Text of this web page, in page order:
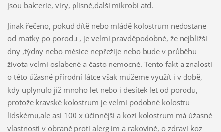
jsou bakterie, viry, plísně,další mikrobi atd.
Jinak řečeno, pokud dítě nebo mládě kolostrum nedostane
od matky po porodu , je velmi pravděpodobné, že nejbližší
dny ,týdny nebo měsíce nepřežije nebo bude v průběhu
života velmi oslabené a často nemocné. Tento fakt a znalosti
o této úžasné přírodní látce však můžeme využít i v době,
kdy uplynulo již mnoho let nebo i desítek let od porodu,
protože kravské kolostrum je velmi podobné kolostru
lidskému,ale asi 100 x účinnější a kozí kolostrum má úžasné
vlastnosti v obraně proti alergiím a rakovině, o zdraví koz